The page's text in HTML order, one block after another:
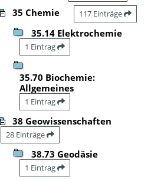
35 Chemie 117 Einträge
35.14 Elektrochemie
1 Eintrag
35.70 Biochemie:
Allgemeines
1 Eintrag
38 Geowissenschaften
28 Einträge
38.73 Geodäsie
1 Eintrag